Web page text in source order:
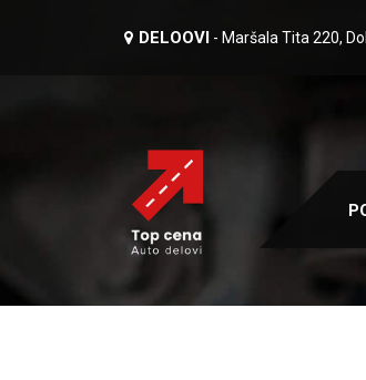
DELOOVI - Maršala Tita 220,